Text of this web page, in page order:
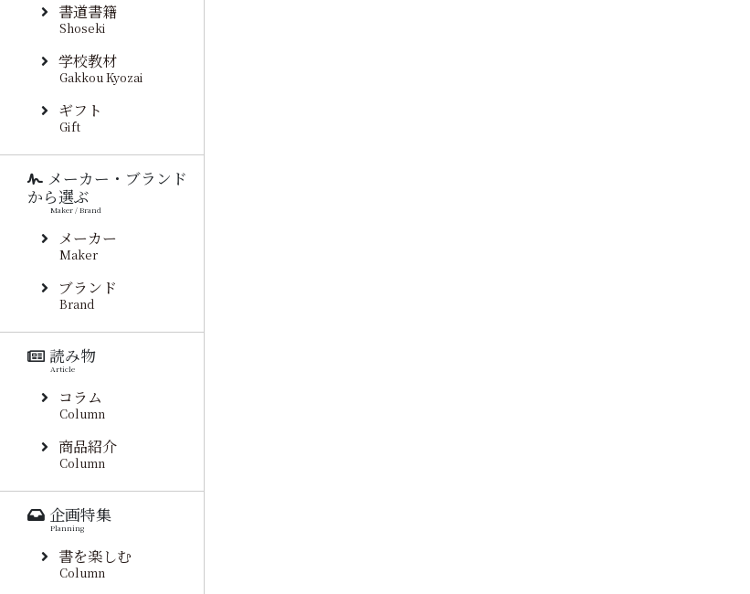
書道書籍
Shoseki
学校教材
Gakkou Kyozai
ギフト
Gift
メーカー・ブランド
から選ぶ
Maker / Brand
メーカー
Maker
ブランド
Brand
読み物
Article
コラム
Column
商品紹介
Column
企画特集
Planning
書を楽しむ
Column